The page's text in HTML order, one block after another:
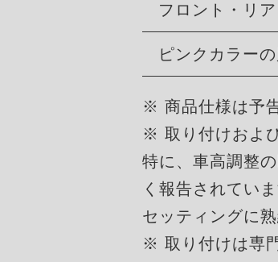
フロント・リ
ピンクカラー
※ 商品仕様は予
※ 取り付けおよ
特に、車高調整
く報告されていま
セッティングに
※ 取り付けは専